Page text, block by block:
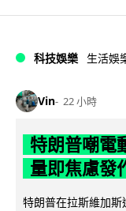
科技娛樂 生活娛
Vin 22 小時
特朗普嘲電
量即焦慮發
特朗普在拉斯維加